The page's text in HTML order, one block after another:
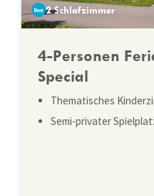
2 Schlafzimmer
4-Personen
Special
Thematisches
Semi-privater